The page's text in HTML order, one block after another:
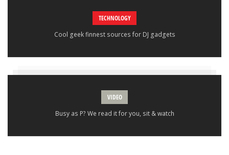
TECHNOLOGY
Cool geek finnest sources for DJ gadgets
VIDEO
Busy as P? We read it for you, sit & watch